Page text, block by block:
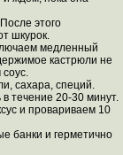
этого
шкурок.
медленный
кастрюли не
сахара, специй.
течение 20-30 минут.
и провариваем 10
банки и герметично